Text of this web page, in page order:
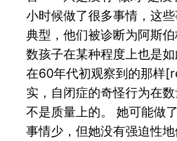
小时候做了很多事情，这
典型，他们被诊断为阿斯
数孩子在某种程度上也是
在60年代初观察到的那样
实，自闭症的奇怪行为在
不是质量上的。 她可能做
事情少，但她没有强迫性